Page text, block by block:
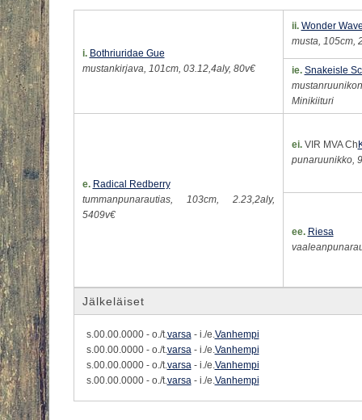
i. Bothriuridae Gue
mustankirjava, 101cm, 03.12,4aly, 80v€
ii. Wonder
musta, 105cm,
ie. Snakeisle
Minikiituri
e. Radical Redberry
tummanpunarautias, 103cm, 2.23,2aly,
5409v€
ei.VIR MVA Ch
punaruunikko,
ee. Riesa
Jälkeläiset
s.00.00.0000 - o./t. varsa - i./e. Vanhempi
s.00.00.0000 - o./t. varsa - i./e. Vanhempi
s.00.00.0000 - o./t. varsa - i./e. Vanhempi
s.00.00.0000 - o./t. varsa - i./e. Vanhempi